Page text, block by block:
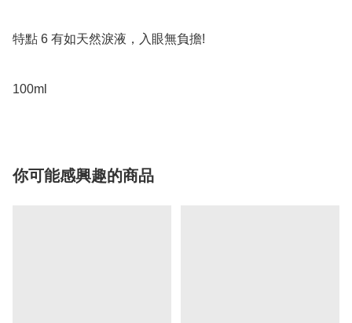
特點 6 有如天然淚液，入眼無負擔!
100ml
你可能感興趣的商品